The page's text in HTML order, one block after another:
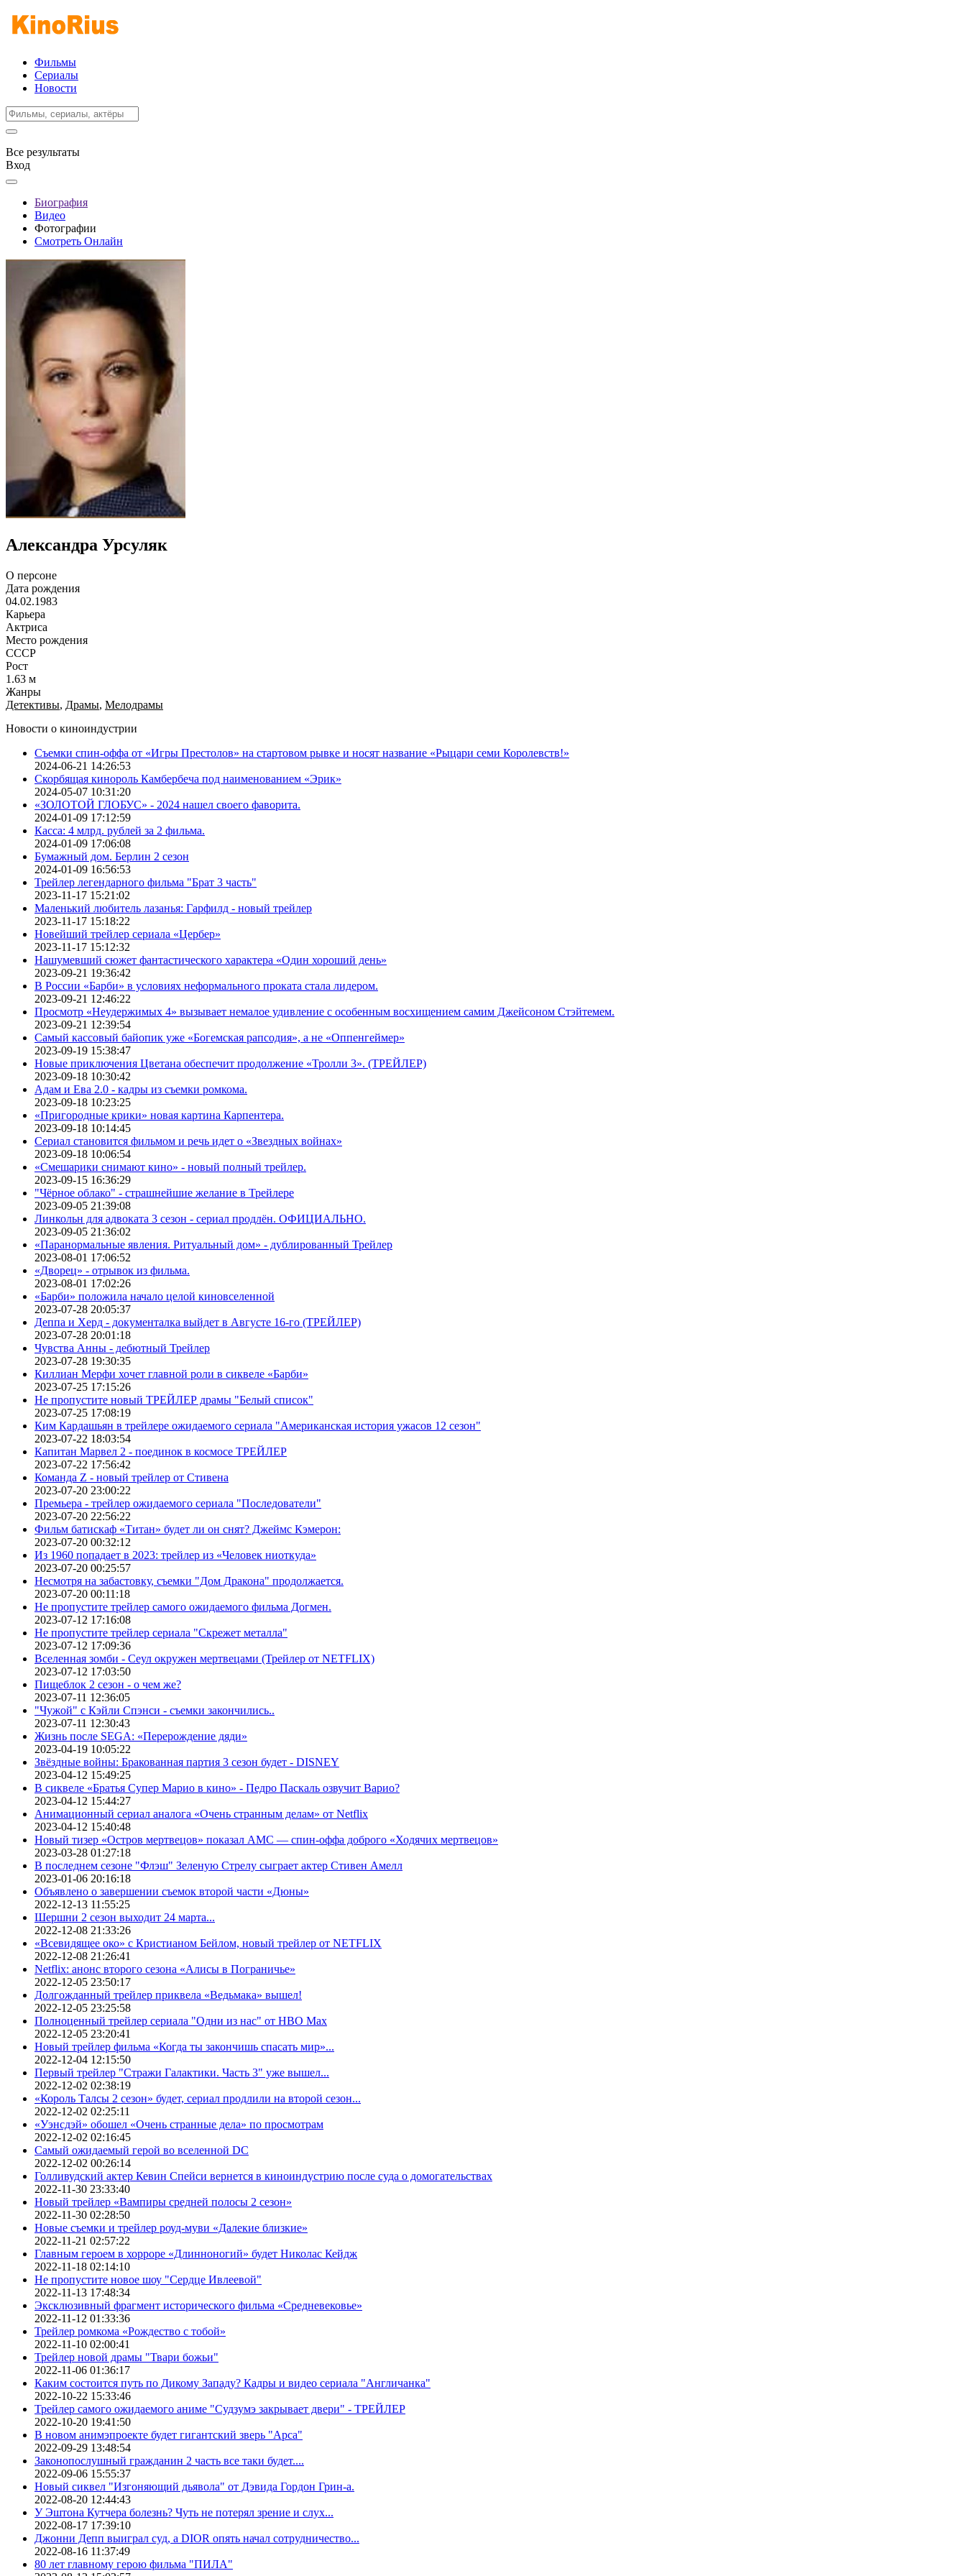
Фильмы
Сериалы
Новости
Все результаты
Вход
Биография
Видео
Фотографии
Смотреть Онлайн
Александра Урсуляк
О персоне
Дата рождения
04.02.1983
Карьера
Актриса
Место рождения
СССР
Рост
1.63 м
Жанры
Детективы, Драмы, Мелодрамы
Новости о киноиндустрии
Съемки спин-оффа от «Игры Престолов» на стартовом рывке и носят название «Рыцари семи Королевств!»
2024-06-21 14:26:53
Скорбящая кинороль Камбербеча под наименованием «Эрик»
2024-05-07 10:31:20
«ЗОЛОТОЙ ГЛОБУС» - 2024 нашел своего фаворита.
2024-01-09 17:12:59
Касса: 4 млрд. рублей за 2 фильма.
2024-01-09 17:06:08
Бумажный дом. Берлин 2 сезон
2024-01-09 16:56:53
Трейлер легендарного фильма "Брат 3 часть"
2023-11-17 15:21:02
Маленький любитель лазанья: Гарфилд - новый трейлер
2023-11-17 15:18:22
Новейший трейлер сериала «Цербер»
2023-11-17 15:12:32
Нашумевший сюжет фантастического характера «Один хороший день»
2023-09-21 19:36:42
В России «Барби» в условиях неформального проката стала лидером.
2023-09-21 12:46:22
Просмотр «Неудержимых 4» вызывает немалое удивление с особенным восхищением самим Джейсоном Стэйтемем.
2023-09-21 12:39:54
Самый кассовый байопик уже «Богемская рапсодия», а не «Оппенгеймер»
2023-09-19 15:38:47
Новые приключения Цветана обеспечит продолжение «Тролли 3». (ТРЕЙЛЕР)
2023-09-18 10:30:42
Адам и Ева 2.0 - кадры из съемки ромкома.
2023-09-18 10:23:25
«Пригородные крики» новая картина Карпентера.
2023-09-18 10:14:45
Сериал становится фильмом и речь идет о «Звездных войнах»
2023-09-18 10:06:54
«Смешарики снимают кино» - новый полный трейлер.
2023-09-15 16:36:29
"Чёрное облако" - страшнейшие желание в Трейлере
2023-09-05 21:39:08
Линкольн для адвоката 3 сезон - сериал продлён. ОФИЦИАЛЬНО.
2023-09-05 21:36:02
«Паранормальные явления. Ритуальный дом» - дублированный Трейлер
2023-08-01 17:06:52
«Дворец» - отрывок из фильма.
2023-08-01 17:02:26
«Барби» положила начало целой киновселенной
2023-07-28 20:05:37
Деппа и Херд - документалка выйдет в Августе 16-го (ТРЕЙЛЕР)
2023-07-28 20:01:18
Чувства Анны - дебютный Трейлер
2023-07-28 19:30:35
Киллиан Мерфи хочет главной роли в сиквеле «Барби»
2023-07-25 17:15:26
Не пропустите новый ТРЕЙЛЕР драмы "Белый список"
2023-07-25 17:08:19
Ким Кардашьян в трейлере ожидаемого сериала "Американская история ужасов 12 сезон"
2023-07-22 18:03:54
Капитан Марвел 2 - поединок в космосе ТРЕЙЛЕР
2023-07-22 17:56:42
Команда Z - новый трейлер от Стивена
2023-07-20 23:00:22
Премьера - трейлер ожидаемого сериала "Последователи"
2023-07-20 22:56:22
Фильм батискаф «Титан» будет ли он снят? Джеймс Кэмерон:
2023-07-20 00:32:12
Из 1960 попадает в 2023: трейлер из «Человек ниоткуда»
2023-07-20 00:25:57
Несмотря на забастовку, съемки "Дом Дракона" продолжается.
2023-07-20 00:11:18
Не пропустите трейлер самого ожидаемого фильма Догмен.
2023-07-12 17:16:08
Не пропустите трейлер сериала "Скрежет металла"
2023-07-12 17:09:36
Вселенная зомби - Сеул окружен мертвецами (Трейлер от NETFLIX)
2023-07-12 17:03:50
Пищеблок 2 сезон - о чем же?
2023-07-11 12:36:05
"Чужой" с Кэйли Спэнси - съемки закончились..
2023-07-11 12:30:43
Жизнь после SEGA: «Перерождение дяди»
2023-04-19 10:05:22
Звёздные войны: Бракованная партия 3 сезон будет - DISNEY
2023-04-12 15:49:25
В сиквеле «Братья Супер Марио в кино» - Педро Паскаль озвучит Варио?
2023-04-12 15:44:27
Анимационный сериал аналога «Очень странным делам» от Netflix
2023-04-12 15:40:48
Новый тизер «Остров мертвецов» показал АМС — спин-оффа доброго «Ходячих мертвецов»
2023-03-28 01:27:18
В последнем сезоне "Флэш" Зеленую Стрелу сыграет актер Стивен Амелл
2023-01-06 20:16:18
Объявлено о завершении съемок второй части «Дюны»
2022-12-13 11:55:25
Шершни 2 сезон выходит 24 марта...
2022-12-08 21:33:26
«Всевидящее око» с Кристианом Бейлом, новый трейлер от NETFLIX
2022-12-08 21:26:41
Netflix: анонс второго сезона «Алисы в Пограничье»
2022-12-05 23:50:17
Долгожданный трейлер приквела «Ведьмака» вышел!
2022-12-05 23:25:58
Полноценный трейлер сериала "Одни из нас" от HBO Max
2022-12-05 23:20:41
Новый трейлер фильма «Когда ты закончишь спасать мир»...
2022-12-04 12:15:50
Первый трейлер "Стражи Галактики. Часть 3" уже вышел...
2022-12-02 02:38:19
«Король Талсы 2 сезон» будет, сериал продлили на второй сезон...
2022-12-02 02:25:11
«Уэнсдэй» обошел «Очень странные дела» по просмотрам
2022-12-02 02:16:45
Самый ожидаемый герой во вселенной DC
2022-12-02 00:26:14
Голливудский актер Кевин Спейси вернется в киноиндустрию после суда о домогательствах
2022-11-30 23:33:40
Новый трейлер «Вампиры средней полосы 2 сезон»
2022-11-30 02:28:50
Новые съемки и трейлер роуд-муви «Далекие близкие»
2022-11-21 02:57:22
Главным героем в хорроре «Длинноногий» будет Николас Кейдж
2022-11-18 02:14:10
Не пропустите новое шоу "Сердце Ивлеевой"
2022-11-13 17:48:34
Эксклюзивный фрагмент исторического фильма «Средневековье»
2022-11-12 01:33:36
Трейлер ромкома «Рождество с тобой»
2022-11-10 02:00:41
Трейлер новой драмы "Твари божьи"
2022-11-06 01:36:17
Каким состоится путь по Дикому Западу? Кадры и видео сериала "Англичанка"
2022-10-22 15:33:46
Трейлер самого ожидаемого аниме "Судзумэ закрывает двери" - ТРЕЙЛЕР
2022-10-20 19:41:50
В новом анимэпроекте будет гигантский зверь "Арса"
2022-09-29 13:48:54
Законопослушный гражданин 2 часть все таки будет....
2022-09-06 15:55:37
Новый сиквел "Изгоняющий дьявола" от Дэвида Гордон Грин-а.
2022-08-20 12:44:43
У Эштона Кутчера болезнь? Чуть не потерял зрение и слух...
2022-08-17 17:39:10
Джонни Депп выиграл суд, а DIOR опять начал сотрудничество...
2022-08-16 11:37:49
80 лет главному герою фильма "ПИЛА"